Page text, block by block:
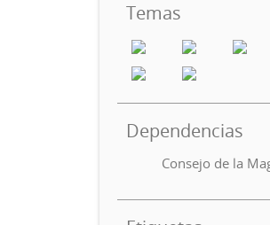
Temas
Dependencias
Consejo de la